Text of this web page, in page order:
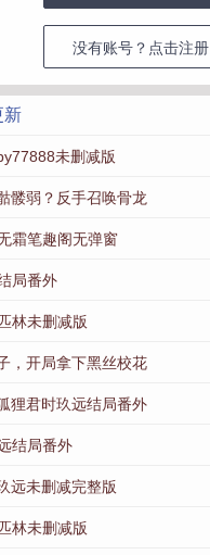
没有账号？点击注册
新
未删减版
髅弱？反手召唤骨龙
霜笔趣阁无弹窗
局番外
林未删减版
，开局拿下黑丝校花
狸君时玖远结局番外
结局番外
远未删减完整版
林未删减版